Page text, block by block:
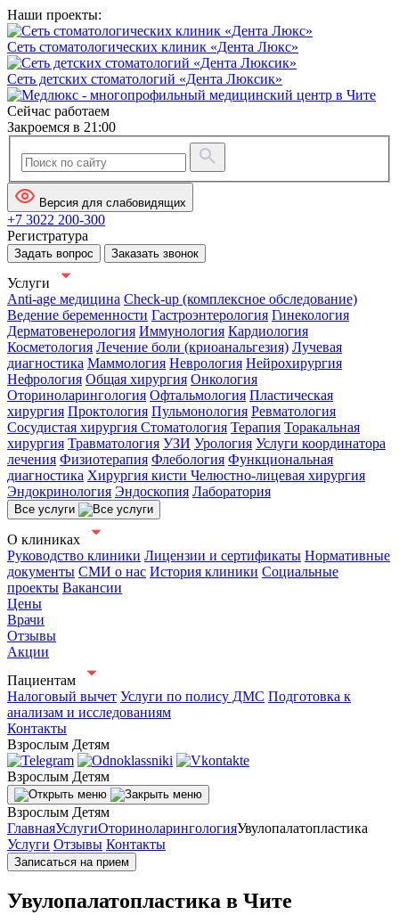
Наши проекты:
Сеть стоматологических клиник «Дента Люкс»
Сеть детских стоматологий «Дента Люксик»
Сейчас работаем
Закроемся в 21:00
Версия для слабовидящих
+7 3022 200-300
Регистратура
Задать вопрос Заказать звонок
Услуги
Anti-age медицина Check-up (комплексное обследование)
Ведение беременности Гастроэнтерология Гинекология
Дерматовенерология Иммунология Кардиология
Косметология Лечение боли (криоанальгезия) Лучевая
диагностика Маммология Неврология Нейрохирургия
Нефрология Общая хирургия Онкология
Оториноларингология Офтальмология Пластическая
хирургия Проктология Пульмонология Ревматология
Сосудистая хирургия Стоматология Терапия Торакальная
хирургия Травматология УЗИ Урология Услуги координатора
лечения Физиотерапия Флебология Функциональная
диагностика Хирургия кисти Челюстно-лицевая хирургия
Эндокринология Эндоскопия Лаборатория
Все услуги
О клиниках
Руководство клиники Лицензии и сертификаты Нормативные
документы СМИ о нас История клиники Социальные
проекты Вакансии
Цены
Врачи
Отзывы
Акции
Пациентам
Налоговый вычет Услуги по полису ДМС Подготовка к
анализам и исследованиям
Контакты
Взрослым Детям
Взрослым Детям
Взрослым Детям
ГлавнаяУслугиОториноларингологияУвулопалатопластика
Услуги Отзывы Контакты
Записаться на прием
Увулопалатопластика в Чите